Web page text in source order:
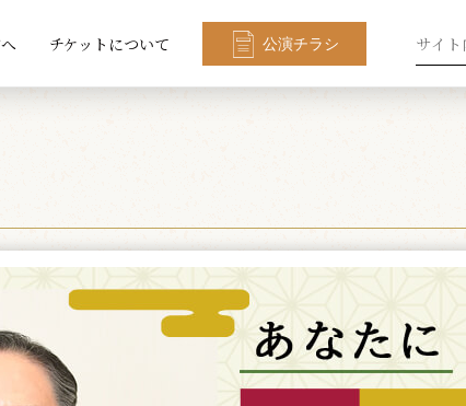
チケットについて 公演チラシ